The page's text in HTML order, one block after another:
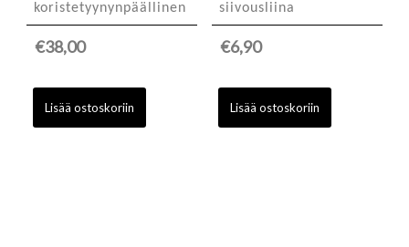
koristetyynynpäällinen
€38,00
Lisää ostoskoriin
siivousliina
€6,90
Lisää ostoskoriin